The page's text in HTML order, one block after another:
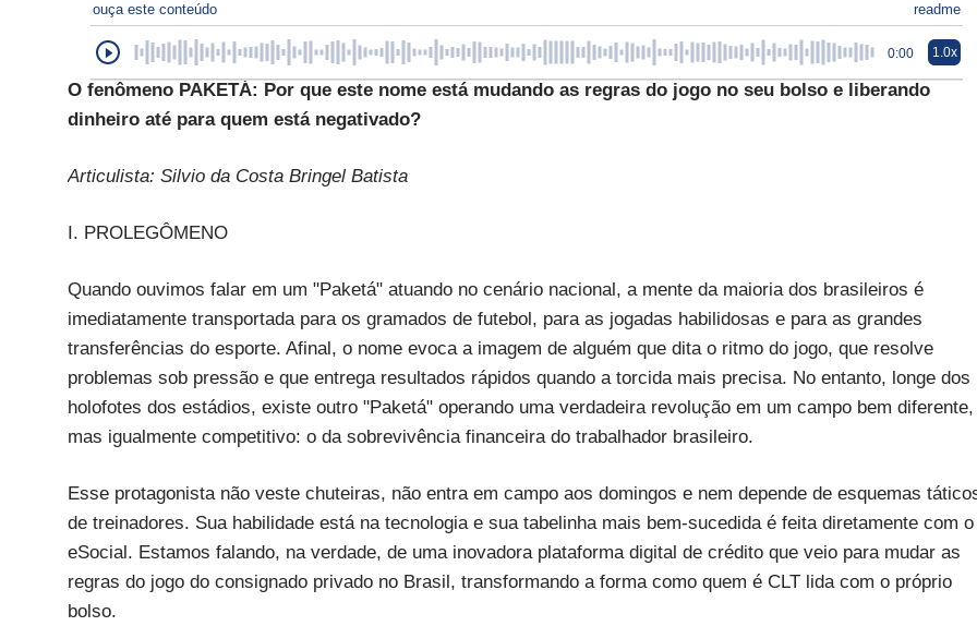
ouça este conteúdo readme
0:00 1.0x
O fenômeno PAKETÁ: Por que este nome está mudando as regras do jogo no seu bolso e liberando
dinheiro até para quem está negativado?
Articulista: Silvio da Costa Bringel Batista
I. PROLEGÔMENO
Quando ouvimos falar em um "Paketá" atuando no cenário nacional, a mente da maioria dos brasileiros é
imediatamente transportada para os gramados de futebol, para as jogadas habilidosas e para as grandes
transferências do esporte. Afinal, o nome evoca a imagem de alguém que dita o ritmo do jogo, que resolve
problemas sob pressão e que entrega resultados rápidos quando a torcida mais precisa. No entanto, longe dos
holofotes dos estádios, existe outro "Paketá" operando uma verdadeira revolução em um campo bem diferente,
mas igualmente competitivo: o da sobrevivência financeira do trabalhador brasileiro.
Esse protagonista não veste chuteiras, não entra em campo aos domingos e nem depende de esquemas
de treinadores. Sua habilidade está na tecnologia e sua tabelinha mais bem-sucedida é feita diretamente com o
eSocial. Estamos falando, na verdade, de uma inovadora plataforma digital de crédito que veio para mudar as
regras do jogo do consignado privado no Brasil, transformando a forma como quem é CLT lida com o próprio
bolso.